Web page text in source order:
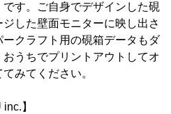
す。ご自身でデザインした硯
した壁面モニターに映し出さ
クラフト用の硯箱データもダ
うちでプリントアウトしてオ
みてください。
】